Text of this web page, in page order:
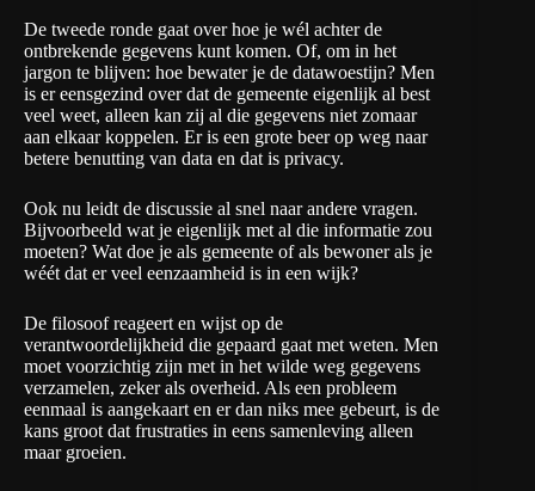
De tweede ronde gaat over hoe je wél achter de
ontbrekende gegevens kunt komen. Of, om in het
jargon te blijven: hoe bewater je de datawoestijn? Men
is er eensgezind over dat de gemeente eigenlijk al best
veel weet, alleen kan zij al die gegevens niet zomaar
aan elkaar koppelen. Er is een grote beer op weg naar
betere benutting van data en dat is privacy.
Ook nu leidt de discussie al snel naar andere vragen.
Bijvoorbeeld wat je eigenlijk met al die informatie zou
moeten? Wat doe je als gemeente of als bewoner als je
wéét dat er veel eenzaamheid is in een wijk?
De filosoof reageert en wijst op de
verantwoordelijkheid die gepaard gaat met weten. Men
moet voorzichtig zijn met in het wilde weg gegevens
verzamelen, zeker als overheid. Als een probleem
eenmaal is aangekaart en er dan niks mee gebeurt, is de
kans groot dat frustraties in eens samenleving alleen
maar groeien.